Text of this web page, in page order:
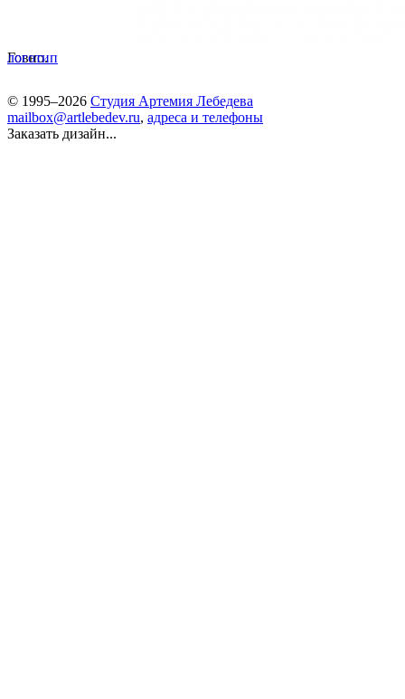
Говно.
логотип
© 1995–2026 Студия Артемия Лебедева
mailbox@artlebedev.ru, адреса и телефоны
Заказать дизайн...